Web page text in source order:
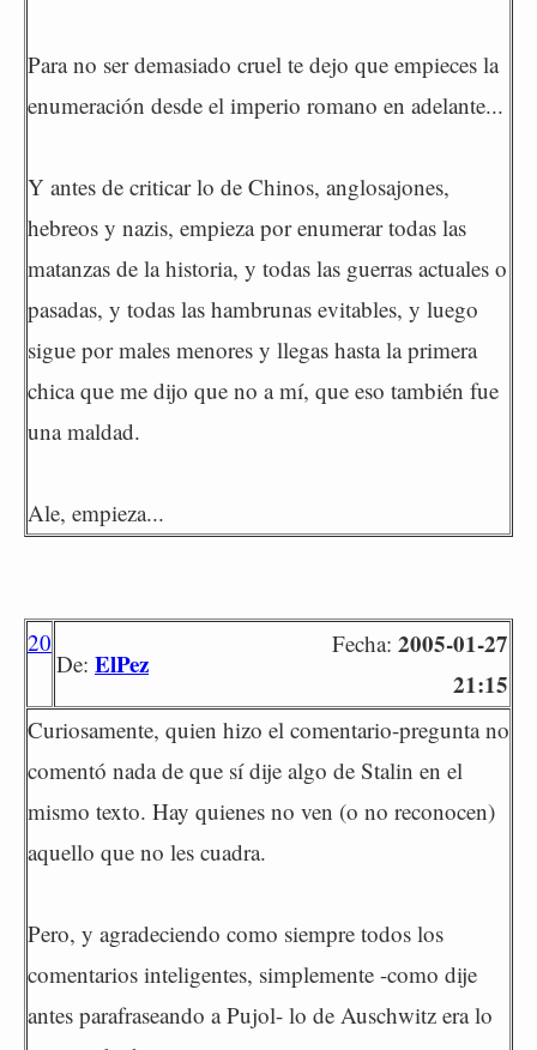
Para no ser demasiado cruel te dejo que empieces la
enumeración desde el imperio romano en adelante...
Y antes de criticar lo de Chinos, anglosajones,
hebreos y nazis, empieza por enumerar todas las
matanzas de la historia, y todas las guerras actuales o
pasadas, y todas las hambrunas evitables, y luego
sigue por males menores y llegas hasta la primera
chica que me dijo que no a mí, que eso también fue
una maldad.
Ale, empieza...
20
De: ElPez
Fecha: 2005-01-27
21:15
Curiosamente, quien hizo el comentario-pregunta no
comentó nada de que sí dije algo de Stalin en el
mismo texto. Hay quienes no ven (o no reconocen)
aquello que no les cuadra.
Pero, y agradeciendo como siempre todos los
comentarios inteligentes, simplemente -como dije
antes parafraseando a Pujol- lo de Auschwitz era lo